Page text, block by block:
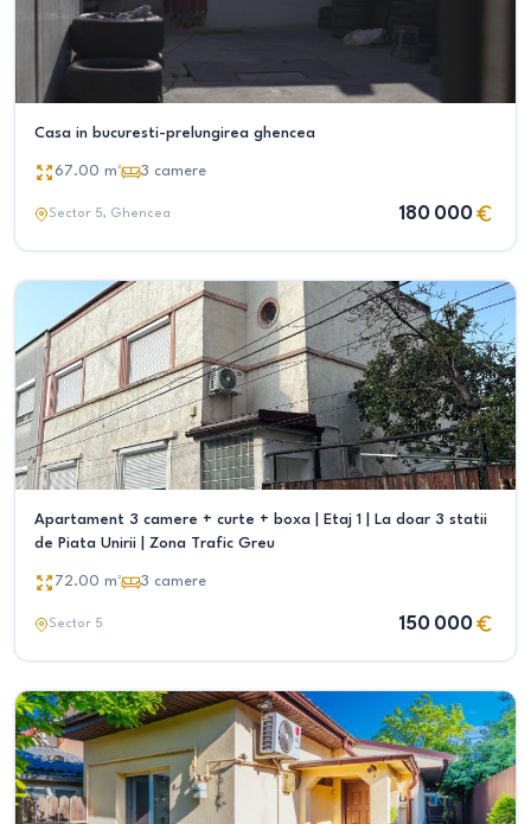
Casa in bucuresti-prelungirea ghencea
67.00 m² 3 camere
Sector 5, Ghencea 180 000
Apartament 3 camere + curte + boxa | Etaj 1 | La doar 3 statii
de Piata Unirii | Zona Trafic Greu
72.00 m² 3 camere
Sector 5 150 000